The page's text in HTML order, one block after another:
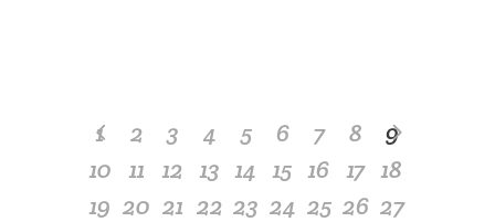
1 2 3 4 5 6 7 8
9
10 11 12 13 14 15 16 17 18
19 20 21 22 23 24 25 26 27